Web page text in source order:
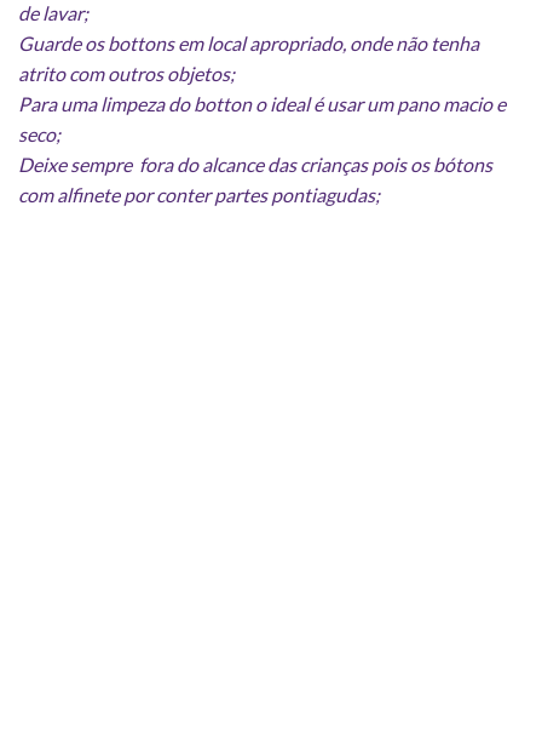
de lavar;
Guarde os bottons em local apropriado, onde não tenha
atrito com outros objetos;
Para uma limpeza do botton o ideal é usar um pano macio e
seco;
Deixe sempre fora do alcance das crianças pois os bótons
com alfinete por conter partes pontiagudas;